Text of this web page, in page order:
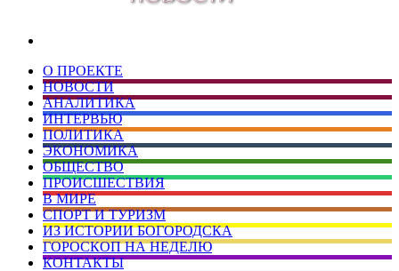
О ПРОЕКТЕ
НОВОСТИ
АНАЛИТИКА
ИНТЕРВЬЮ
ПОЛИТИКА
ЭКОНОМИКА
ОБЩЕСТВО
ПРОИСШЕСТВИЯ
В МИРЕ
СПОРТ И ТУРИЗМ
ИЗ ИСТОРИИ БОГОРОДСКА
ГОРОСКОП НА НЕДЕЛЮ
КОНТАКТЫ